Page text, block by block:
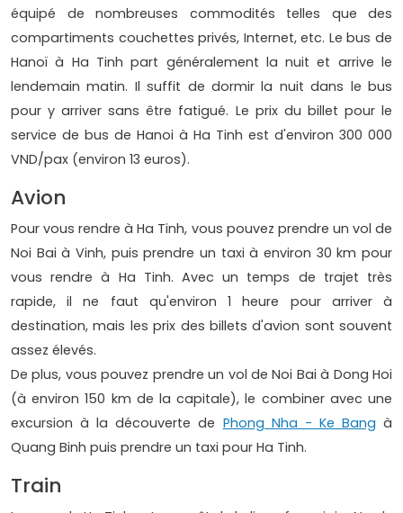
équipé de nombreuses commodités telles que des
compartiments couchettes privés, Internet, etc. Le bus de
Hanoï à Ha Tinh part généralement la nuit et arrive le
lendemain matin. Il suffit de dormir la nuit dans le bus
pour y arriver sans être fatigué. Le prix du billet pour le
service de bus de Hanoi à Ha Tinh est d'environ 300 000
VND/pax (environ 13 euros).
Avion
Pour vous rendre à Ha Tinh, vous pouvez prendre un vol de
Noi Bai à Vinh, puis prendre un taxi à environ 30 km pour
vous rendre à Ha Tinh. Avec un temps de trajet très
rapide, il ne faut qu'environ 1 heure pour arriver à
destination, mais les prix des billets d'avion sont souvent
assez élevés.
De plus, vous pouvez prendre un vol de Noi Bai à Dong Hoi
(à environ 150 km de la capitale), le combiner avec une
excursion à la découverte de Phong Nha - Ke Bang à
Quang Binh puis prendre un taxi pour Ha Tinh.
Train